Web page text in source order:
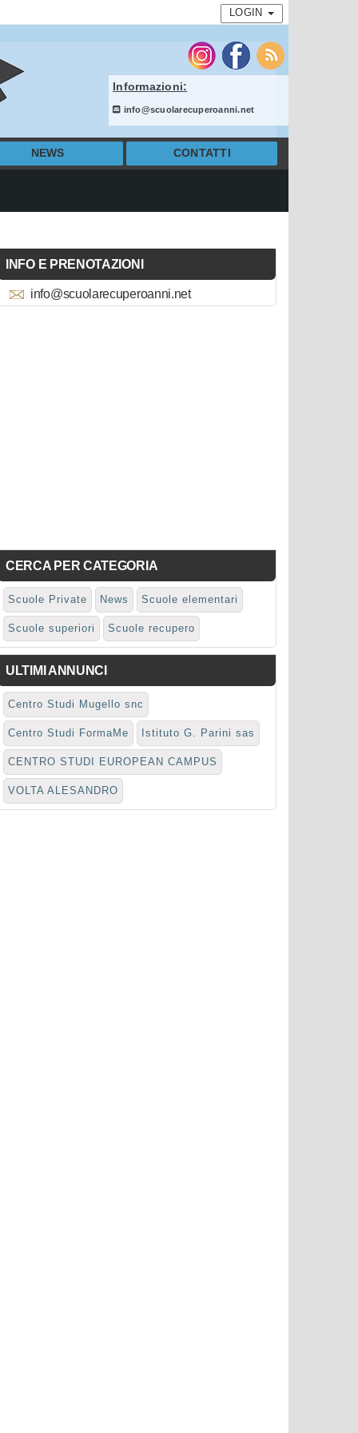
LOGIN
Informazioni:
info@scuolarecuperoanni.net
NEWS CONTATTI
INFO E PRENOTAZIONI
info@scuolarecuperoanni.net
CERCA PER CATEGORIA
Scuole Private News Scuole elementari
Scuole superiori Scuole recupero
ULTIMI ANNUNCI
Centro Studi Mugello snc
Centro Studi FormaMe Istituto G. Parini sas
CENTRO STUDI EUROPEAN CAMPUS
VOLTA ALESANDRO